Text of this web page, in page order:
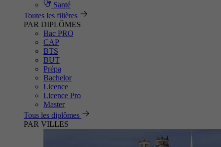
Santé
Toutes les filières
PAR DIPLÔMES
Bac PRO
CAP
BTS
BUT
Prépa
Bachelor
Licence
Licence Pro
Master
Tous les diplômes
PAR VILLES